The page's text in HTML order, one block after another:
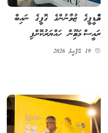
އެމްޑީޕީގެ ޒުވާނުންގެ ގޮފީގެ ނައިބް
ރައީސް މައިމޫން ހައްޔަރުކޮށްފި
19 އޭޕްރީލު 2026